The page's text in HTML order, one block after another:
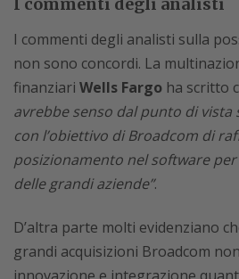
I commenti degli analisti sulla
non sono concordi. La
finanziari Wells Fargo ha scritto
avrebbe senso dal punto di
con l’obiettivo di Broadcom di
posizionamento nel software
delle grandi aziende”.
D’altra parte molti evidenziano
grandi acquisizioni Broadcom